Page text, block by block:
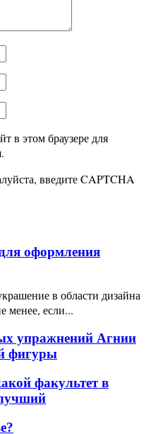
в этом браузере для
введите CAPTCHA
оформления
в области дизайна
менее, если...
упражнений Агнии
фигуры
факультет в